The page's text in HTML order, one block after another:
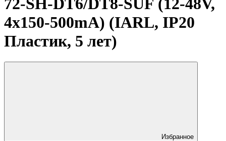
72-SH-DT6/DT8-SUF (12-48V,
4x150-500mA) (IARL, IP20
Пластик, 5 лет)
Избранное